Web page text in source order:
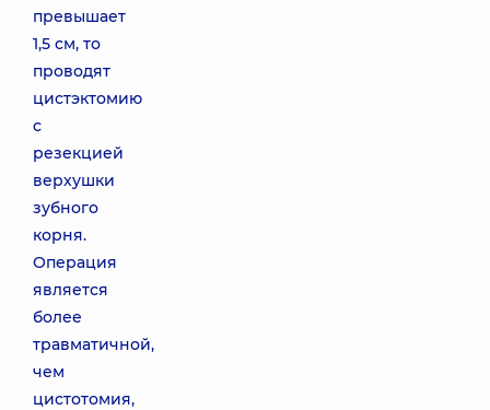
превышает
1,5 см, то
проводят
цистэктомию
с
резекцией
верхушки
зубного
корня.
Операция
является
более
травматичной,
чем
цистотомия,